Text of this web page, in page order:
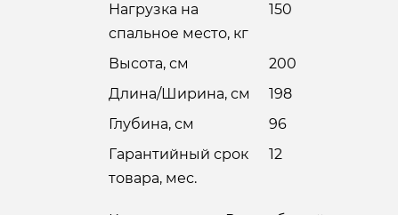
Нагрузка на
спальное место, кг
150
Высота, см
200
Длина/Ширина, см
198
Глубина, см
96
Гарантийный срок
товара, мес.
12